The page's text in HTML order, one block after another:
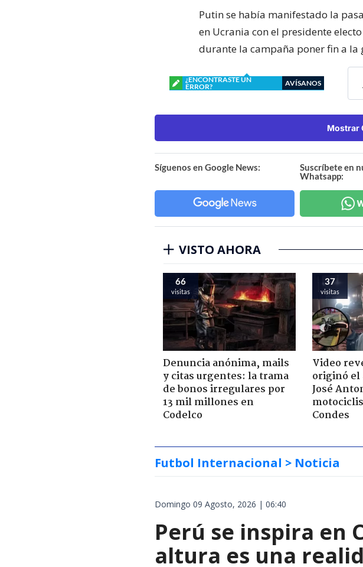
Putin se había manifestado la
en Ucrania con el presidente
durante la campaña poner fin a la
¿ENCONTRASTE UN
ERROR?
AVÍSANOS
Mostrar
Síguenos en Google News:
Suscríbete en
Whatsapp:
VISTO AHORA
66
visitas
Denuncia anónima, mails
y citas urgentes: la trama
de bonos irregulares por
13 mil millones en
Codelco
37
visitas
Video
originó el
José
Condes
Futbol Internacional > Noticia
Domingo 09 Agosto, 2026 | 06:40
Perú se inspira en
altura es una